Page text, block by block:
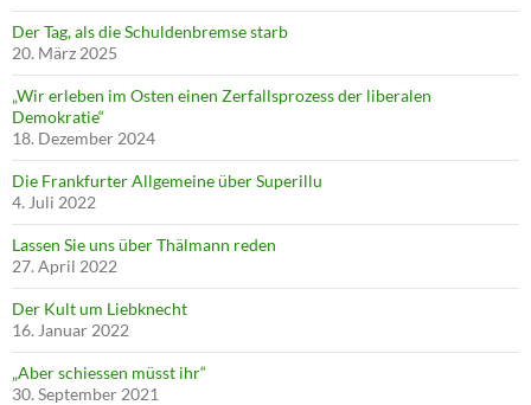
Der Tag, als die Schuldenbremse starb
20. März 2025
„Wir erleben im Osten einen Zerfallsprozess der liberalen
Demokratie“
18. Dezember 2024
Die Frankfurter Allgemeine über Superillu
4. Juli 2022
Lassen Sie uns über Thälmann reden
27. April 2022
Der Kult um Liebknecht
16. Januar 2022
„Aber schiessen müsst ihr“
30. September 2021